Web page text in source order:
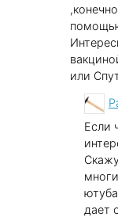
или
Если
дает